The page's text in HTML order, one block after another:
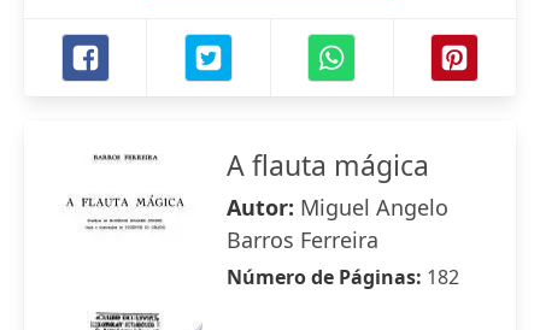
A flauta mágica
Autor: Miguel Angelo
Barros Ferreira
Número de Páginas: 182